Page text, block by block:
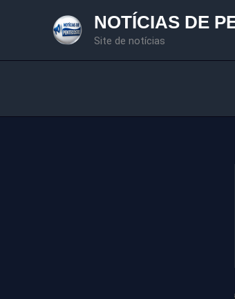
NOTÍCIAS DE
Site de notícias